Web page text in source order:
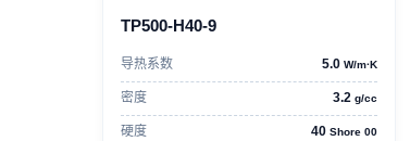
TP500-H40-9
导热系数 5.0W/m·K
密度 3.2g/cc
硬度 40Shore 00